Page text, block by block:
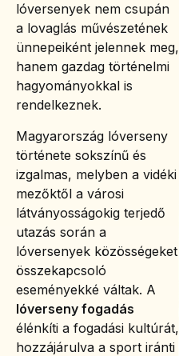
lóversenyek nem csupán
a lovaglás művészetének
ünnepeiként jelennek meg,
hanem gazdag történelmi
hagyományokkal is
rendelkeznek.
Magyarország lóverseny
története sokszínű és
izgalmas, melyben a vidéki
mezőktől a városi
látványosságokig terjedő
utazás során a
lóversenyek közösségeket
összekapcsoló
eseményekké váltak. A
lóverseny fogadás
élénkíti a fogadási kultúrát,
hozzájárulva a sport iránti